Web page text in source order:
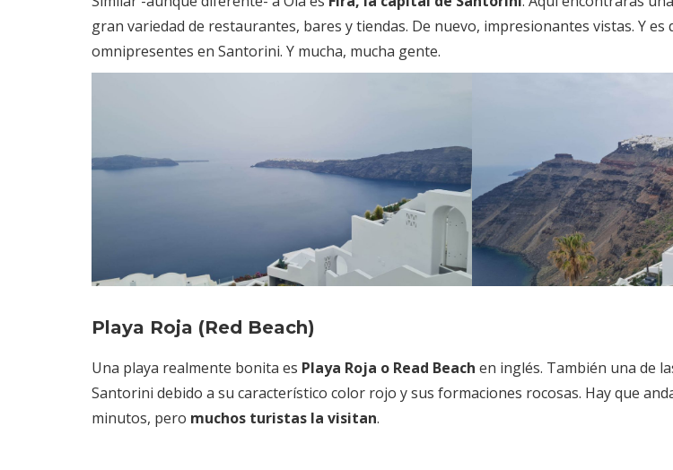
gran variedad de restaurantes, bares y tiendas. De nuevo, impresionantes vistas. Y es
omnipresentes en Santorini. Y mucha, mucha gente.
Playa Roja (Red Beach)
Una playa realmente bonita es Playa Roja o Read Beach en inglés. También una de
Santorini debido a su característico color rojo y sus formaciones rocosas. Hay que
minutos, pero muchos turistas la visitan.